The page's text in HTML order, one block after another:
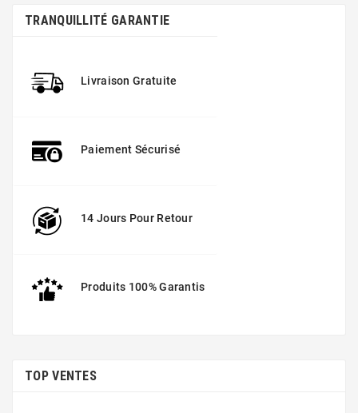
TRANQUILLITÉ GARANTIE
Livraison Gratuite
Paiement Sécurisé
14 Jours Pour Retour
Produits 100% Garantis
TOP VENTES